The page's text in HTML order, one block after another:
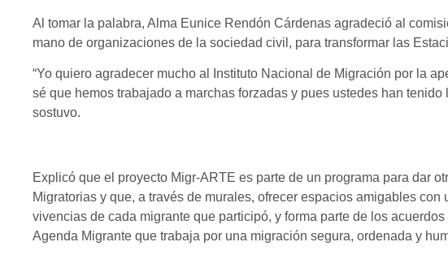
Al tomar la palabra, Alma Eunice Rendón Cárdenas agradeció al
mano de organizaciones de la sociedad civil, para transformar las
“Yo quiero agradecer mucho al Instituto Nacional de Migración por la
sé que hemos trabajado a marchas forzadas y pues ustedes han tenido
sostuvo.
Explicó que el proyecto Migr-ARTE es parte de un programa para dar
Migratorias y que, a través de murales, ofrecer espacios amigables
vivencias de cada migrante que participó, y forma parte de los
Agenda Migrante que trabaja por una migración segura, ordenada y